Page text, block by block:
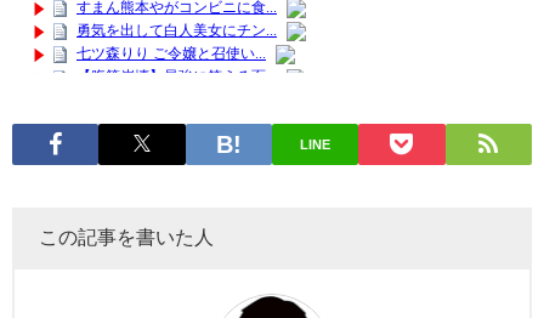
LINE
この記事を書いた人